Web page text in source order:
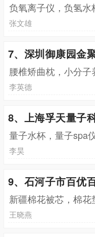
负氧离子仪，负氢水
张文雄
7、深圳御康园金
腰椎矫曲枕，小分子
李英德
8、上海孚天量子
量子水杯，量子spa
李昊
9、石河子市百优
新疆棉花被芯，棉
王晓燕